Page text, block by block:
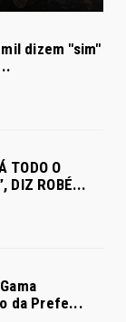
mil dizem "sim"
TODO O
DIZ ROBÉ...
da Prefe...